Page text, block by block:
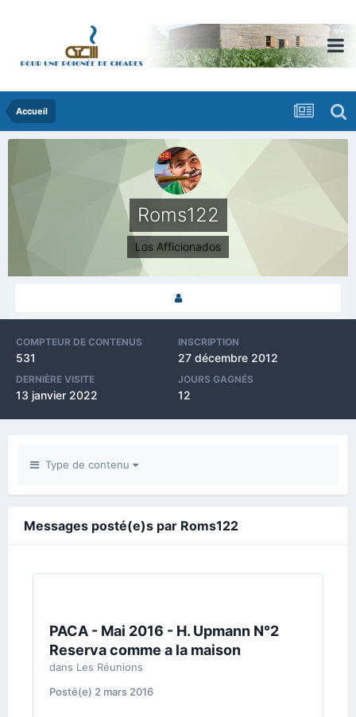
Accueil
Roms122
Los Afficionados
COMPTEUR DE CONTENUS
531
INSCRIPTION
27 décembre 2012
DERNIÈRE VISITE
13 janvier 2022
JOURS GAGNÉS
12
Type de contenu
Messages posté(e)s par Roms122
PACA - Mai 2016 - H. Upmann N°2
Reserva comme a la maison
dans Les Réunions
Posté(e) 2 mars 2016